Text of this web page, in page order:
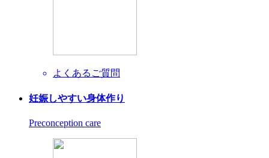
よくあるご質問
妊娠しやすい身体作り
Preconception care